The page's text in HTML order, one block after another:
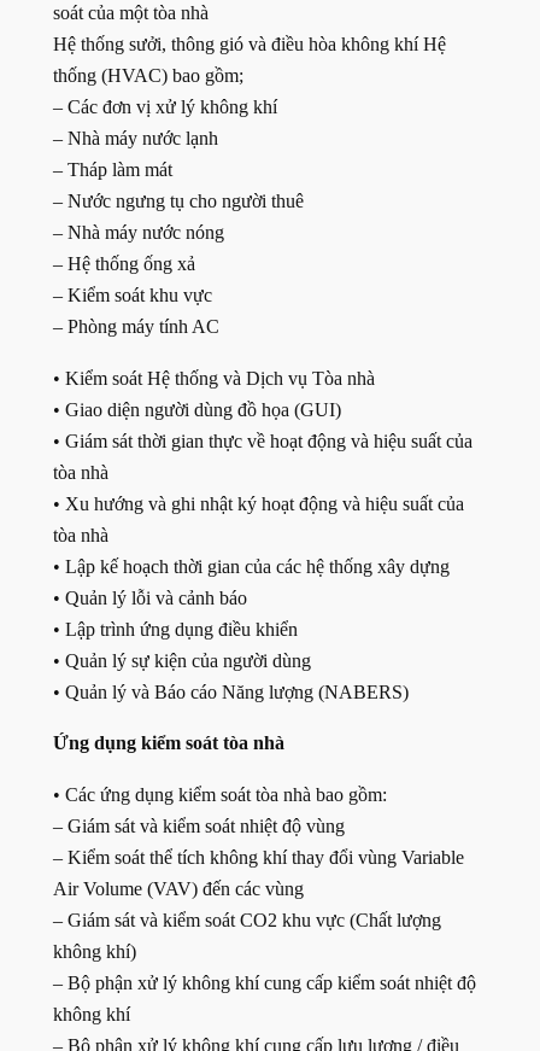
soát của một tòa nhà
Hệ thống sưởi, thông gió và điều hòa không khí Hệ
thống (HVAC) bao gồm;
– Các đơn vị xử lý không khí
– Nhà máy nước lạnh
– Tháp làm mát
– Nước ngưng tụ cho người thuê
– Nhà máy nước nóng
– Hệ thống ống xả
– Kiểm soát khu vực
– Phòng máy tính AC
• Kiểm soát Hệ thống và Dịch vụ Tòa nhà
• Giao diện người dùng đồ họa (GUI)
• Giám sát thời gian thực về hoạt động và hiệu suất của
tòa nhà
• Xu hướng và ghi nhật ký hoạt động và hiệu suất của
tòa nhà
• Lập kế hoạch thời gian của các hệ thống xây dựng
• Quản lý lỗi và cảnh báo
• Lập trình ứng dụng điều khiển
• Quản lý sự kiện của người dùng
• Quản lý và Báo cáo Năng lượng (NABERS)
Ứng dụng kiểm soát tòa nhà
• Các ứng dụng kiểm soát tòa nhà bao gồm:
– Giám sát và kiểm soát nhiệt độ vùng
– Kiểm soát thể tích không khí thay đổi vùng Variable
Air Volume (VAV) đến các vùng
– Giám sát và kiểm soát CO2 khu vực (Chất lượng
không khí)
– Bộ phận xử lý không khí cung cấp kiểm soát nhiệt độ
không khí
– Bộ phận xử lý không khí cung cấp lưu lượng / điều